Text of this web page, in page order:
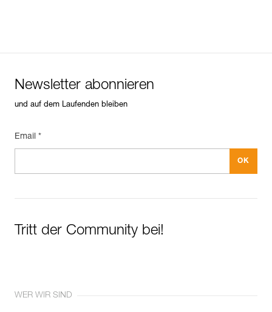
Newsletter abonnieren
und auf dem Laufenden bleiben
Email *
Tritt der Community bei!
WER WIR SIND